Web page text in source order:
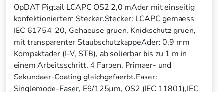
OpDAT Pigtail LCAPC OS2 2,0 mAder mit einseitig
konfektioniertem Stecker.Stecker: LCAPC gemaess
IEC 61754-20, Gehaeuse gruen, Knickschutz gruen,
mit transparenter StaubschutzkappeAder: 0,9 mm
Kompaktader (I-V, STB), abisolierbar bis zu 1 m in
einem Arbeitsschritt. 4 Farben, Primaer- und
Sekundaer-Coating gleichgefaerbt.Faser:
Singlemode-Faser, E9/125µm, OS2 (IEC 11801),IEC